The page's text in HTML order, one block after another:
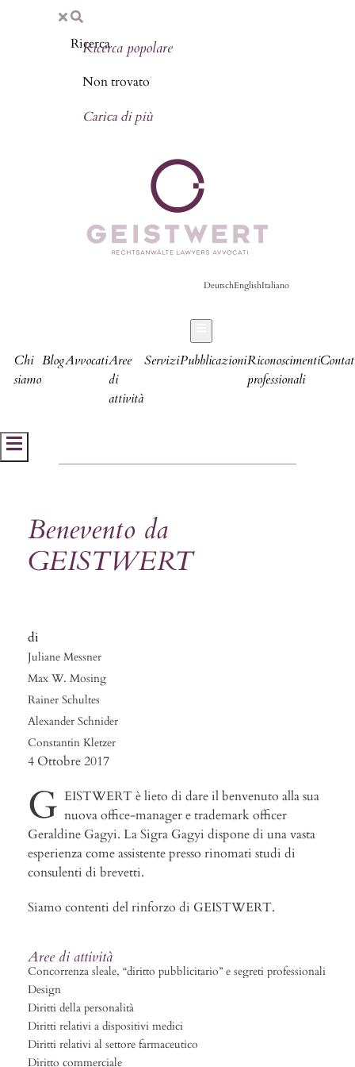
Ricerca popolare
Non trovato
Carica di più
DeutschEnglishItaliano
Chi
siamo
BlogAvvocatiAree
di
attività
ServiziPubblicazioniRiconoscimenti
professionali
Hamburger Toggle Menu
Benevento da
GEISTWERT
Juliane Messner
Max W. Mosing
Rainer Schultes
Alexander Schnider
Constantin Kletzer
4 Ottobre 2017
G EISTWERT è lieto di dare il benvenuto alla sua
nuova office-manager e trademark officer
Geraldine Gagyi. La Sigra Gagyi dispone di una vasta
esperienza come assistente presso rinomati studi di
consulenti di brevetti.
Siamo contenti del rinforzo di GEISTWERT.
Aree di attività
Concorrenza sleale, “diritto pubblicitario” e segreti professionali
Design
Diritti della personalità
Diritti relativi a dispositivi medici
Diritti relativi al settore farmaceutico
Diritto commerciale